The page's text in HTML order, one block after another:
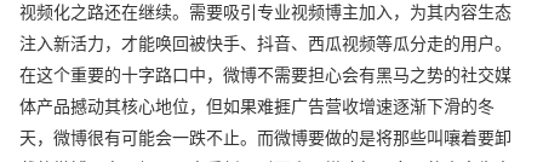
视频化之路还在继续。需要吸引专业视频博主加入，为其内容生态
注入新活力，才能唤回被快手、抖音、西瓜视频等瓜分走的用户。
在这个重要的十字路口中，微博不需要担心会有黑马之势的社交媒
体产品撼动其核心地位，但如果难捱广告营收增速逐渐下滑的冬
天，微博很有可能会一跌不止。而微博要做的是将那些叫嚷着要卸